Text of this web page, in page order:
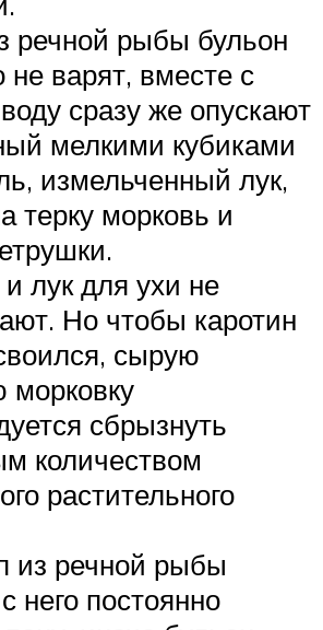
речной рыбы бульон
не варят, вместе с
сразу же опускают
мелкими кубиками
измельченный лук,
терку морковь и
лук для ухи не
Но чтобы каротин
сырую
морковку
сбрызнуть
количеством
растительного
из речной рыбы
него постоянно